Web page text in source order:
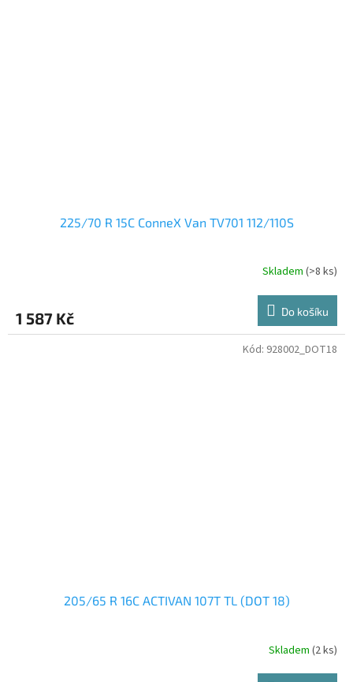
225/70 R 15C ConneX Van TV701 112/110S
Skladem (>8 ks)
1 587 Kč Do košíku
205/65 R 16C ACTIVAN 107T TL (DOT 18)
Skladem (2 ks)
Kód: 928002_DOT18